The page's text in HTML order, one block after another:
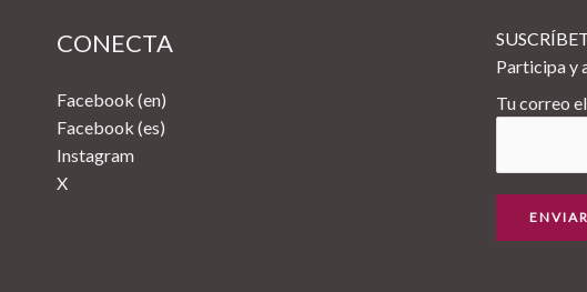
CONECTA
Facebook (en)
Facebook (es)
Instagram
X
Participa y
Tu correo